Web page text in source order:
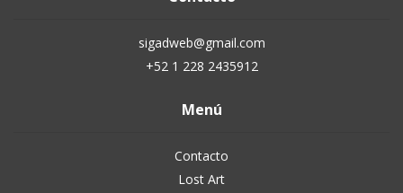
sigadweb@gmail.com
+52 1 228 2435912
Menú
Contacto
Lost Art